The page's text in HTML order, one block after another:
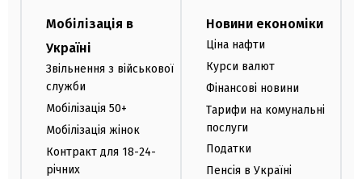
Мобілізація в
Україні
Звільнення з військової
служби
Мобілізація 50+
Мобілізація жінок
Контракт для 18-24-
річних
Новини економіки
Ціна нафти
Курси валют
Фінансові новини
Тарифи на комунальні
послуги
Податки
Пенсія в Україні